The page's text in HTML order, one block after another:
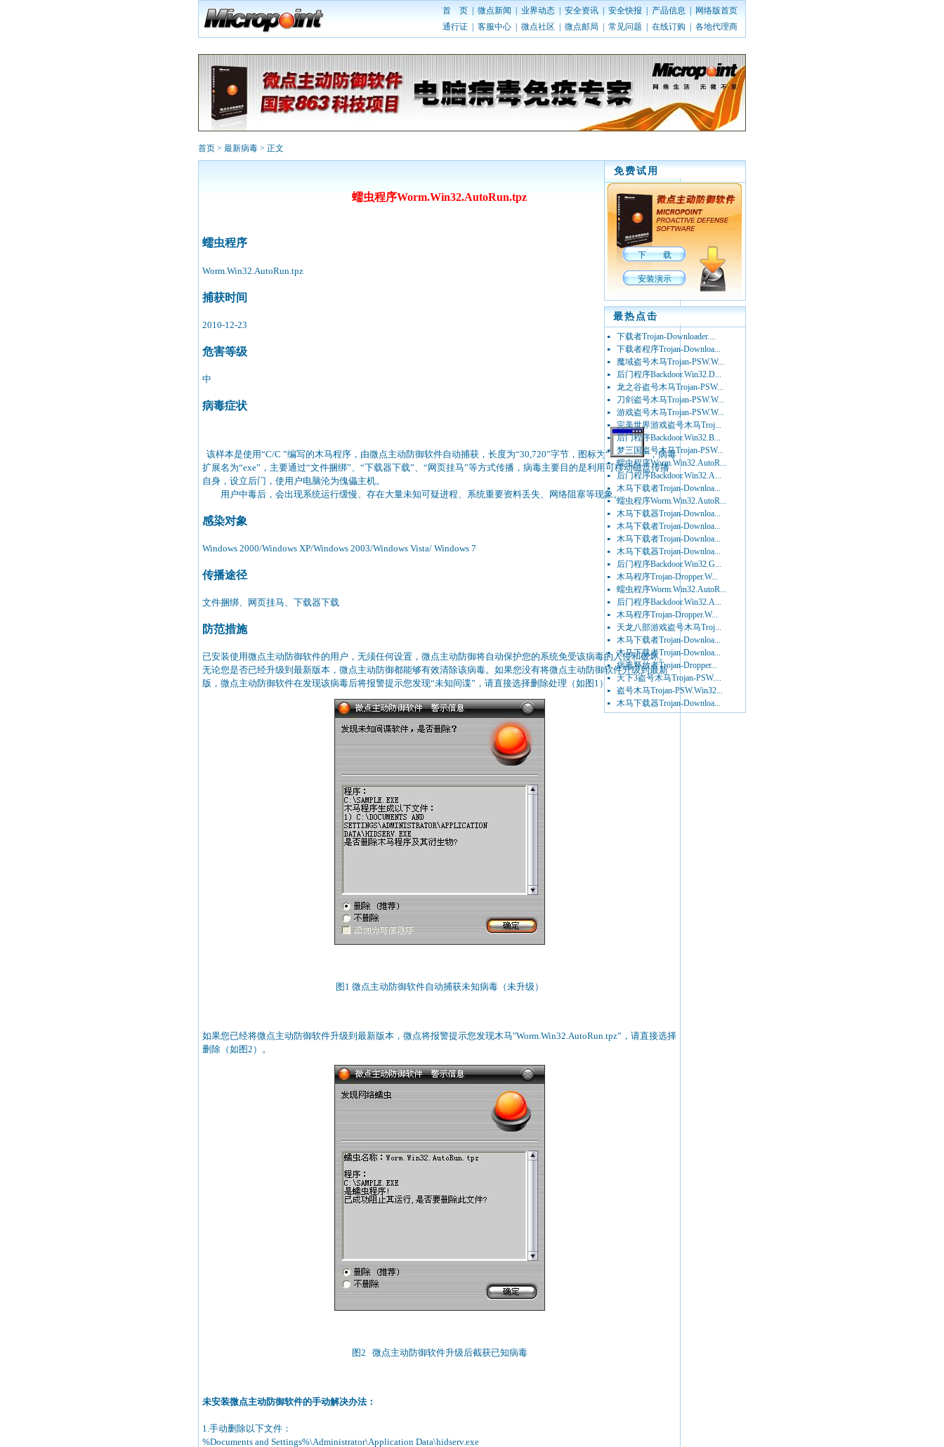
首 页 微点新闻 业界动态 安全资讯 安全快报 产品信息
网络版首页
通行证
客服中心 微点社区 微点邮局 常见问题 在线订购 各地代理商
首页 > 最新病毒 > 正文
蠕虫程序Worm.Win32.AutoRun.tpz
蠕虫程序
Worm.Win32.AutoRun.tpz
捕获时间
2010-12-23
危害等级
中
病毒症状
该样本是使用“C/C ”编写的木马程序，由微点主动防御软件自动捕获，长度为“30,720”字节，图标为“
”，病毒
扩展名为“exe”，主要通过“文件捆绑”、“下载器下载”、“网页挂马”等方式传播，病毒主要目的是利用可移动磁盘传播
自身，设立后门，使用户电脑沦为傀儡主机。
用户中毒后，会出现系统运行缓慢、存在大量未知可疑进程、系统重要资料丢失、网络阻塞等现象。
感染对象
Windows 2000/Windows XP/Windows 2003/Windows Vista/ Windows 7
传播途径
文件捆绑、网页挂马、下载器下载
防范措施
已安装使用微点主动防御软件的用户，无须任何设置，微点主动防御将自动保护您的系统免受该病毒的入侵和破坏。
无论您是否已经升级到最新版本，微点主动防御都能够有效清除该病毒。如果您没有将微点主动防御软件升级到最新
版，微点主动防御软件在发现该病毒后将报警提示您发现“未知间谍”，请直接选择删除处理（如图1）
图1 微点主动防御软件自动捕获未知病毒（未升级）
如果您已经将微点主动防御软件升级到最新版本，微点将报警提示您发现木马"Worm.Win32.AutoRun.tpz”，请直接选择
删除（如图2）。
图2 微点主动防御软件升级后截获已知病毒
未安装微点主动防御软件的手动解决办法：
1.手动删除以下文件：
%Documents and Settings%\Administrator\Application Data\hidserv.exe
免费试用
下 载
安装演示
最热点击
下载者Trojan-Downloader....
下载者程序Trojan-Downloa...
魔域盗号木马Trojan-PSW.W...
后门程序Backdoor.Win32.D...
龙之谷盗号木马Trojan-PSW...
刀剑盗号木马Trojan-PSW.W...
游戏盗号木马Trojan-PSW.W...
完美世界游戏盗号木马Troj...
后门程序Backdoor.Win32.B...
梦三国盗号木马Trojan-PSW...
蠕虫程序Worm.Win32.AutoR...
后门程序Backdoor.Win32.A...
木马下载者Trojan-Downloa...
蠕虫程序Worm.Win32.AutoR...
木马下载器Trojan-Downloa...
木马下载者Trojan-Downloa...
木马下载者Trojan-Downloa...
木马下载器Trojan-Downloa...
后门程序Backdoor.Win32.G...
木马程序Trojan-Dropper.W...
蠕虫程序Worm.Win32.AutoR...
后门程序Backdoor.Win32.A...
木马程序Trojan-Dropper.W...
天龙八部游戏盗号木马Troj...
木马下载者Trojan-Downloa...
木马下载者Trojan-Downloa...
病毒释放者Trojan-Dropper...
天下3盗号木马Trojan-PSW....
盗号木马Trojan-PSW.Win32...
木马下载器Trojan-Downloa...